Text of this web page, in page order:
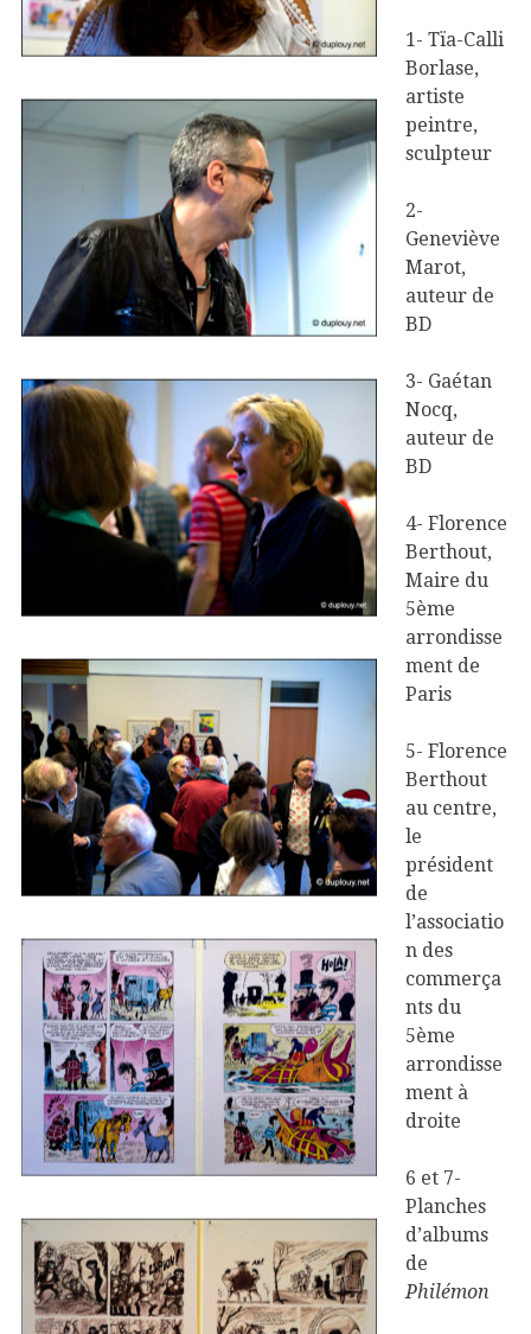
1- Tïa-Calli
Borlase,
artiste
peintre,
sculpteur
2-
Geneviève
Marot,
auteur de
BD
3- Gaétan
Nocq,
auteur de
BD
4- Florence
Berthout,
Maire du
5ème
arrondisse
ment de
Paris
5- Florence
Berthout
au centre,
le
président
de
l’associatio
n des
commerça
nts du
5ème
arrondisse
ment à
droite
6 et 7-
Planches
d’albums
de
Philémon